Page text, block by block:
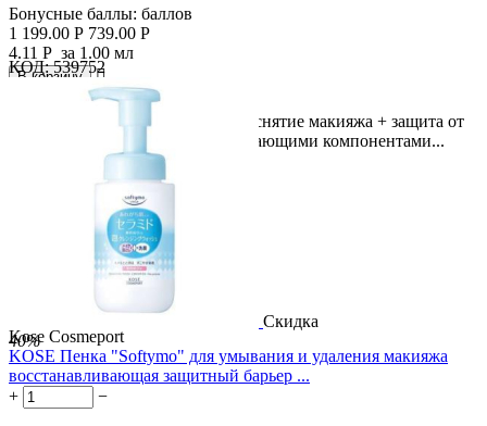
Бонусные баллы: баллов
1 199.00 Р 739.00 Р
4.11 Р за 1.00 мл
В корзину

Лёгкая текстура + чистая кожа + снятие макияжа + защита от
сухости! Воздушная пена с очищающими компонентами...
КОД: 539752
Скидка
40%
Kose Cosmeport
KOSE Пенка "Softymo" для умывания и удаления макияжа
восстанавливающая защитный барьер ...
+
−